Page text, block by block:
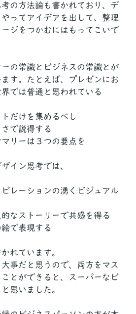
の方法論も書かれており、デ
ってアイデアを出して、整理
ジをつかむにはもってこいで
の常識とビジネスの常識とが
す。たとえば、プレゼンにお
では普通と思われている
だけを集めるべし
で説得する
リーは３つの要点を
イン思考では、
ピレーションの湧くビジュアル
的なストーリーで共感を得る
で表現する
れています。
事だと思うので、両方をマス
とができると、スーパーなビ
思いました。